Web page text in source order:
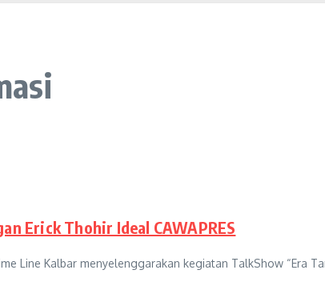
Erick Thohir Ideal CAWAPRES
Line Kalbar menyelenggarakan kegiatan TalkShow “Era